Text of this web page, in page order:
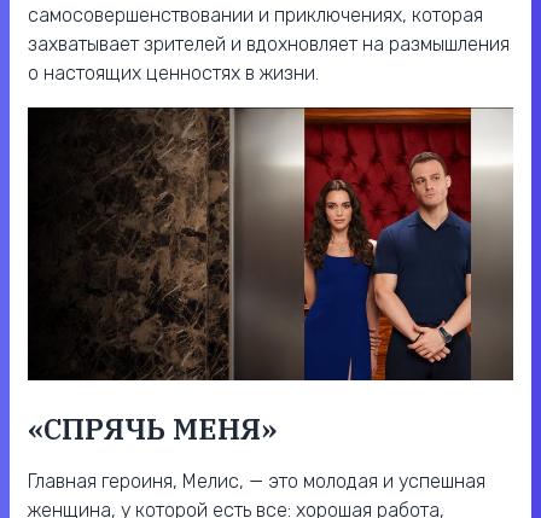
самосовершенствовании и приключениях, которая
захватывает зрителей и вдохновляет на размышления
о настоящих ценностях в жизни.
«СПРЯЧЬ МЕНЯ»
Главная героиня, Мелис, — это молодая и успешная
женщина, у которой есть все: хорошая работа,